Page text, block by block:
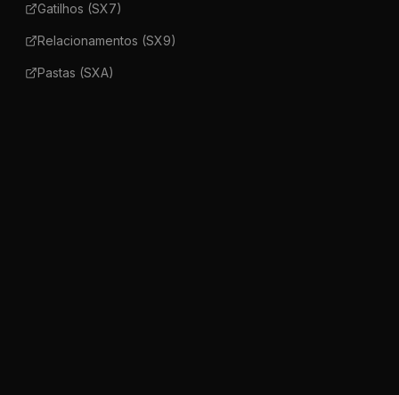
Gatilhos (SX7)
Relacionamentos (SX9)
Pastas (SXA)